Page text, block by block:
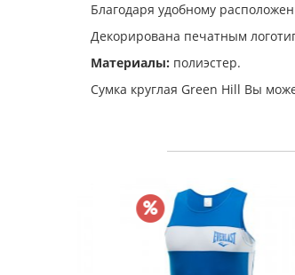
Благодаря удобному
Декорирована печатным
Материалы: полиэстер.
Сумка круглая Green Hill Вы